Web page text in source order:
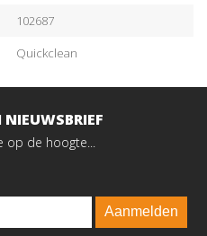
102687
Quickclean
op de hoogte...
Aanmelden